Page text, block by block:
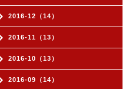
2016-12（14）
2016-11（13）
2016-10（13）
2016-09（14）